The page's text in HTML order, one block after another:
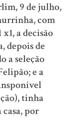
9 de julho,
com
a decisão
depois de
a seleção
e a
tinha
casa, por